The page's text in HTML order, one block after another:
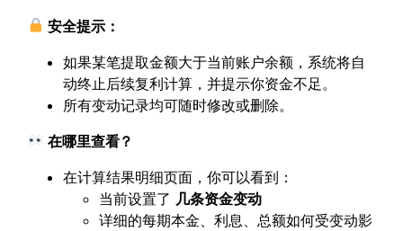
安全提示：
如果某笔提取金额大于当前账户余额，系统将自
动终止后续复利计算，并提示你资金不足。
所有变动记录均可随时修改或删除。
在哪里查看？
在计算结果明细页面，你可以看到：
当前设置了 几条资金变动
详细的每期本金、利息、总额如何受变动影